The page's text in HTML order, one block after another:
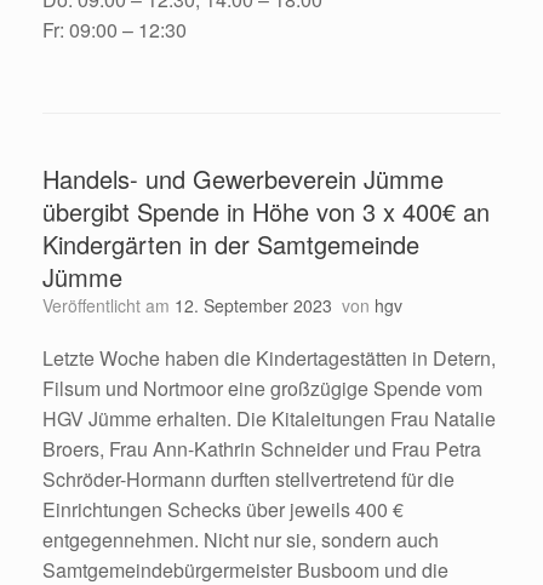
Fr: 09:00 – 12:30
Handels- und Gewerbeverein Jümme
übergibt Spende in Höhe von 3 x 400€ an
Kindergärten in der Samtgemeinde
Jümme
Veröffentlicht am 12. September 2023 von hgv
Letzte Woche haben die Kindertagestätten in Detern,
Filsum und Nortmoor eine großzügige Spende vom
HGV Jümme erhalten. Die Kitaleitungen Frau Natalie
Broers, Frau Ann-Kathrin Schneider und Frau Petra
Schröder-Hormann durften stellvertretend für die
Einrichtungen Schecks über jeweils 400 €
entgegennehmen. Nicht nur sie, sondern auch
Samtgemeindebürgermeister Busboom und die